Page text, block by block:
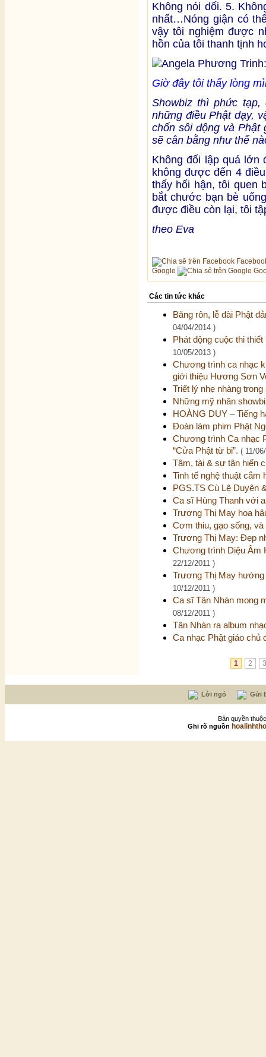
Không nói dối. 5.
nhất…Nóng giận có
vậy tôi nghiệm được
hồn của tôi thanh tịnh
Giờ đây tôi thấy lòng
Showbiz thì phức
những điều Phật dạy,
chốn sôi động và Phật
sẽ cân bằng như thế
Không đối lập quá lớn
không được đến 4
thấy hối hận, tôi quen
bắt chước bạn bè
được điều còn lại, tôi
theo Eva
Google
Các tin tức khác
Băng rôn, lễ đài Phật
04/04/2014 )
Phát động cuộc thi
10/05/2013 )
Chương trình ca nhạc
giới thiệu Hương Sơn
Triết lý nhẹ nhàng
Những mỹ nhân
HOÀNG DUY – Tiếng
Đoàn làm phim Phật
Chương trình Ca nhạc
“Cửa Phật từ bi”. ( 11/
Tâm, tài & sự tận hiến
Tinh tế nghệ thuật cắm
PGS.TS Cù Lệ Duyên
Ca sĩ Hùng Thanh với
Trương Thị May hoa
Cơm thiu, gạo sống,
Trương Thị May: Đẹp
Chương trình Diệu Âm
22/12/2011 )
Trương Thị May hướng
10/12/2011 )
Ca sĩ Tân Nhàn mong
08/12/2011 )
Tân Nhàn ra album
Ca nhạc Phật giáo chủ
1 2 3
Lời ngỏ Gửi
Bản quyền
Ghi rõ nguồn